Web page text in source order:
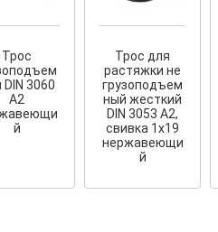
Трос
3060
A2
й
Трос для
растяжки не
грузоподъем
ный жесткий
DIN 3053 А2,
свивка 1х19
нержавеющи
й